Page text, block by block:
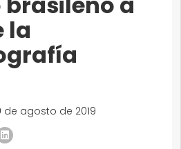
la
de agosto de 2019